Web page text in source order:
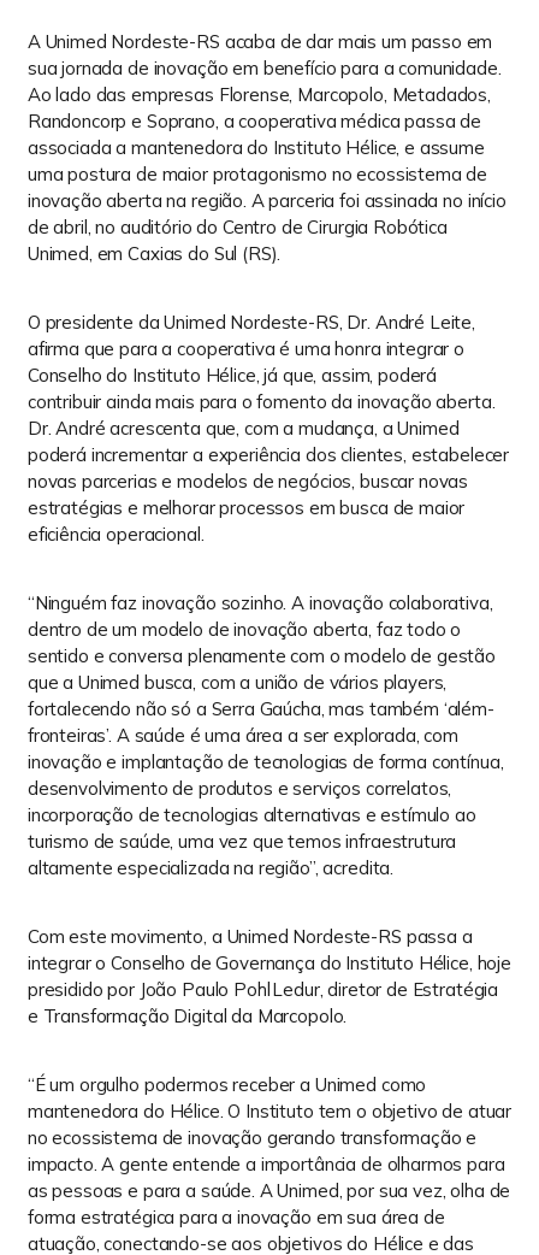
A Unimed Nordeste-RS acaba de dar mais um passo em
sua jornada de inovação em benefício para a comunidade.
Ao lado das empresas Florense, Marcopolo, Metadados,
Randoncorp e Soprano, a cooperativa médica passa de
associada a mantenedora do Instituto Hélice, e assume
uma postura de maior protagonismo no ecossistema de
inovação aberta na região. A parceria foi assinada no início
de abril, no auditório do Centro de Cirurgia Robótica
Unimed, em Caxias do Sul (RS).
O presidente da Unimed Nordeste-RS, Dr. André Leite,
afirma que para a cooperativa é uma honra integrar o
Conselho do Instituto Hélice, já que, assim, poderá
contribuir ainda mais para o fomento da inovação aberta.
Dr. André acrescenta que, com a mudança, a Unimed
poderá incrementar a experiência dos clientes, estabelecer
novas parcerias e modelos de negócios, buscar novas
estratégias e melhorar processos em busca de maior
eficiência operacional.
“Ninguém faz inovação sozinho. A inovação colaborativa,
dentro de um modelo de inovação aberta, faz todo o
sentido e conversa plenamente com o modelo de gestão
que a Unimed busca, com a união de vários players,
fortalecendo não só a Serra Gaúcha, mas também ‘além-
fronteiras’. A saúde é uma área a ser explorada, com
inovação e implantação de tecnologias de forma contínua,
desenvolvimento de produtos e serviços correlatos,
incorporação de tecnologias alternativas e estímulo ao
turismo de saúde, uma vez que temos infraestrutura
altamente especializada na região”, acredita.
Com este movimento, a Unimed Nordeste-RS passa a
integrar o Conselho de Governança do Instituto Hélice, hoje
presidido por João Paulo Pohl Ledur, diretor de Estratégia
e Transformação Digital da Marcopolo.
“É um orgulho podermos receber a Unimed como
mantenedora do Hélice. O Instituto tem o objetivo de atuar
no ecossistema de inovação gerando transformação e
impacto. A gente entende a importância de olharmos para
as pessoas e para a saúde. A Unimed, por sua vez, olha de
forma estratégica para a inovação em sua área de
atuação, conectando-se aos objetivos do Hélice e das
A HÉLICE declara manter sigilo e
confidencialidade sobre os dados de seus
clientes disponibilizados em seu website.
Também declara que os dados serão
utilizados somente para as finalidades de
Suas informações serão mantidas por tempo
indeterminado, até que você solicite, através
das opções do site ou das comunicações, sua
retirada. Assim sendo, todas as suas
informações pessoais recolhidas serão
utilizadas somente para ajudar a tornar sua
visita em nosso site mais produtiva e
agradável possível.
A garantia da confidencialidade dos dados
pessoais dos visitantes de nosso site é
importante para a HÉLICE.
A informação pessoal recolhida pode incluir
o seu nome, e-mail, número de telefone e/ou
telefone móvel, endereço, data de
nascimento e/ou outros dados que visem
oferecidos pela empresa.
O uso do site da HÉLICE pressupõe a
aceitação deste “Acordo de Privacidade”. A
equipe da HÉLICE reserva-se ao direito de
alterar este acordo sem aviso prévio. Desse